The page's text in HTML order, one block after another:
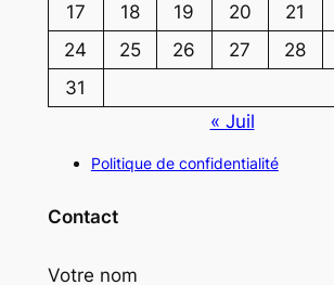
17
18 19 20 21
24
25 26 27 28
31
« Juil
Politique de confidentialité
Contact
Votre nom